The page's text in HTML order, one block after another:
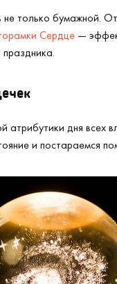
только бумажной.
Сердце —
атрибутики дня
и постараемся